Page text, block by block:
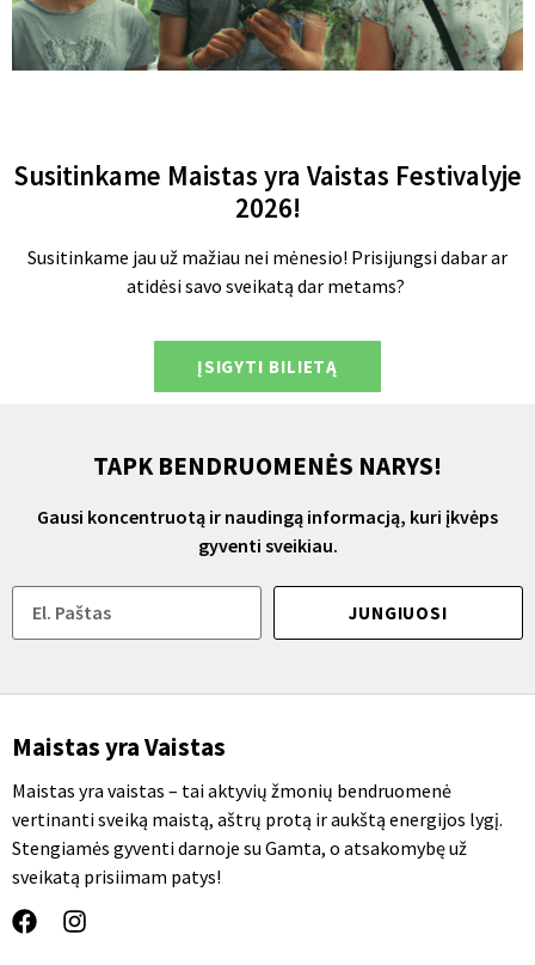
Susitinkame Maistas yra Vaistas Festivalyje
2026!
Susitinkame jau už mažiau nei mėnesio! Prisijungsi dabar ar
atidėsi savo sveikatą dar metams?
ĮSIGYTI BILIETĄ
TAPK BENDRUOMENĖS NARYS!
Gausi koncentruotą ir naudingą informacją, kuri įkvėps
gyventi sveikiau.
JUNGIUOSI
Maistas yra Vaistas
Maistas yra vaistas – tai aktyvių žmonių bendruomenė
vertinanti sveiką maistą, aštrų protą ir aukštą energijos lygį.
Stengiamės gyventi darnoje su Gamta, o atsakomybę už
sveikatą prisiimam patys!